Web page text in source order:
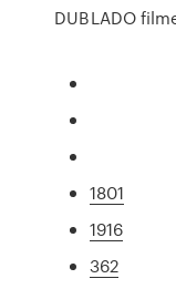
DUBLADO
1801
1916
362